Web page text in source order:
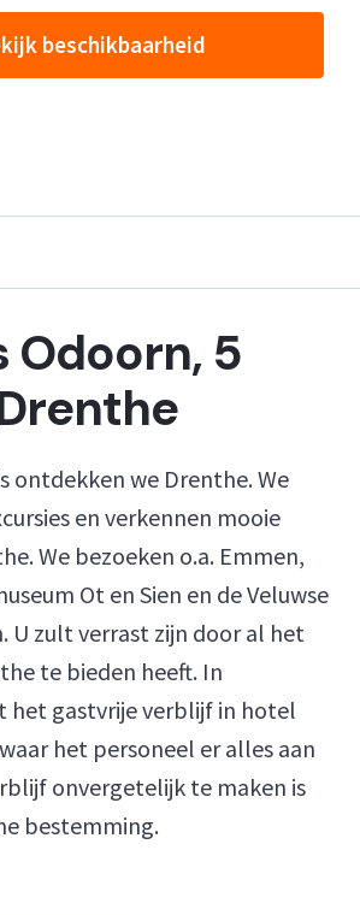
beschikbaarheid
Odoorn, 5
ontdekken we Drenthe. We
en verkennen mooie
We bezoeken o.a. Emmen,
Ot en Sien en de Veluwse
U zult verrast zijn door al het
te bieden heeft. In
het gastvrije verblijf in hotel
het personeel er alles aan
onvergetelijk te maken is
bestemming.